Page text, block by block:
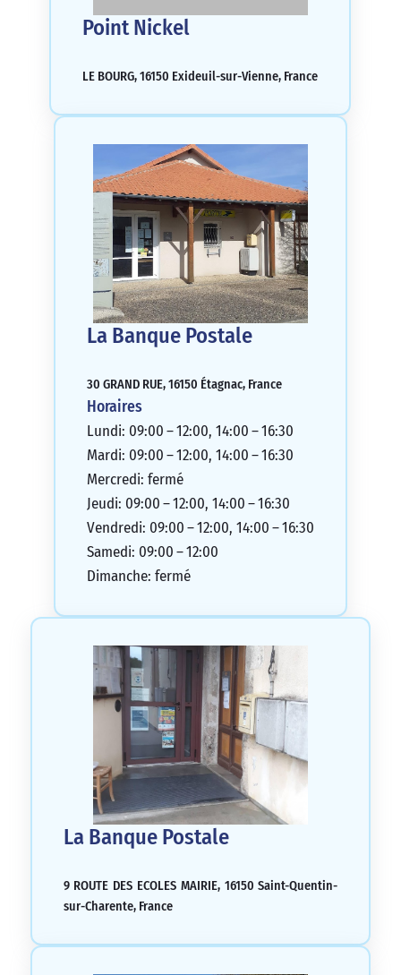
Point Nickel
LE BOURG, 16150 Exideuil-sur-Vienne, France
La Banque Postale
30 GRAND RUE, 16150 Étagnac, France
Horaires
Lundi: 09:00 – 12:00, 14:00 – 16:30
Mardi: 09:00 – 12:00, 14:00 – 16:30
Mercredi: fermé
Jeudi: 09:00 – 12:00, 14:00 – 16:30
Vendredi: 09:00 – 12:00, 14:00 – 16:30
Samedi: 09:00 – 12:00
Dimanche: fermé
La Banque Postale
9 ROUTE DES ECOLES MAIRIE, 16150 Saint-Quentin-
sur-Charente, France